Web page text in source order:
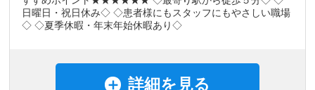
日曜日・祝日休み◇ ◇患者様にもスタッフにもやさしい職場
◇ ◇夏季休暇・年末年始休暇あり◇
詳細を見る